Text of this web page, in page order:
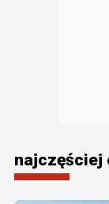
najczęściej